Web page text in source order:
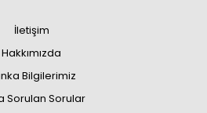
İletişim
Hakkımızda
Bilgilerimiz
Sorulan Sorular